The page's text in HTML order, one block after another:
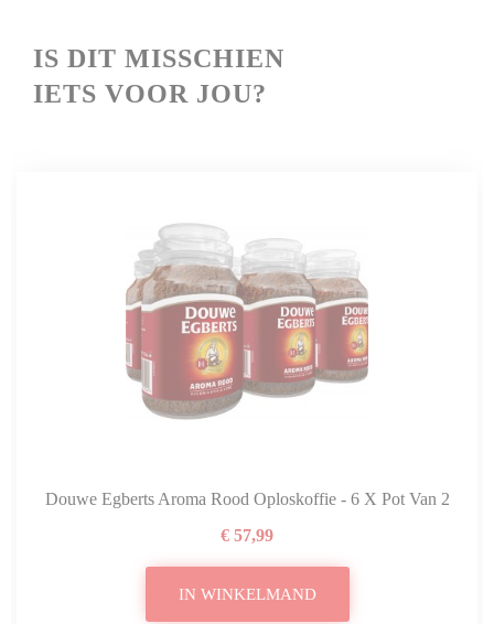
IS DIT MISSCHIEN
IETS VOOR JOU?
Douwe Egberts Aroma Rood Oploskoffie - 6 X Pot Van 200
€ 57,99
IN WINKELMAND